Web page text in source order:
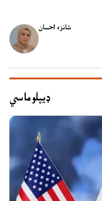
شانزہ احسان
ډيپلوماسي